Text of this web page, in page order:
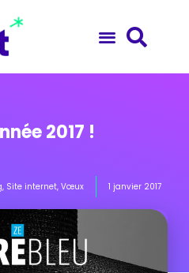
2017 !
, Site internet, Vœux 1 janvier 2017